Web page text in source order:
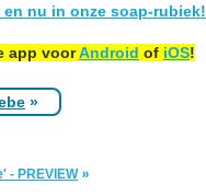
nu in onze soap-rubiek!
app voorAndroid of iOS!
»
- PREVIEW